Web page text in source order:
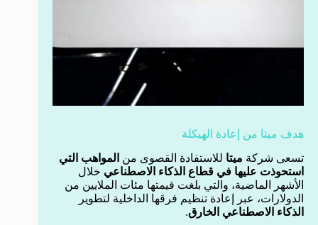
هدف ميتا من إعادة الهيكلة
تسعى شركة ميتا للاستفادة القصوى من المواهب التي
استحوذت عليها في قطاع الذكاء الاصطناعي خلال
الأشهر الماضية، والتي بلغت قيمتها مئات الملايين من
الدولارات، عبر إعادة تنظيم فرقها الداخلية لتطوير
الذكاء الاصطناعي الخارق.